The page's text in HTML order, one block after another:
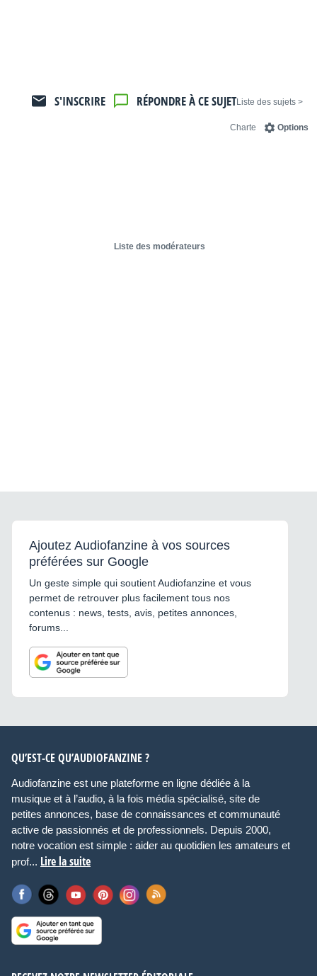
< Liste des sujets
RÉPONDRE À CE SUJET
S'INSCRIRE
Options
Charte
Liste des modérateurs
Ajoutez Audiofanzine à vos sources
préférées sur Google
Un geste simple qui soutient Audiofanzine et vous
permet de retrouver plus facilement tous nos
contenus : news, tests, avis, petites annonces,
forums...
QU’EST-CE QU’AUDIOFANZINE ?
Audiofanzine est une plateforme en ligne dédiée à la
musique et à l’audio, à la fois média spécialisé, site de
petites annonces, base de connaissances et communauté
active de passionnés et de professionnels. Depuis 2000,
notre vocation est simple : aider au quotidien les amateurs et
prof... Lire la suite